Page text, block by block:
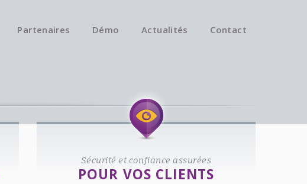
Partenaires Démo Actualités Contact
Available on iOS & Android.
Sécurité et confiance assurées
POUR VOS CLIENTS